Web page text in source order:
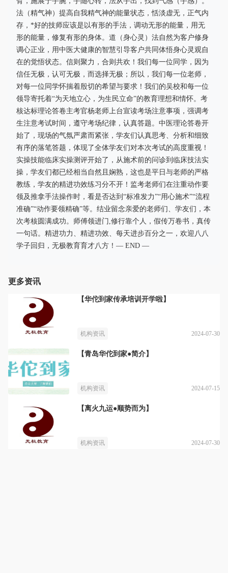
法（精气神）提高自我精气神的能量状态，恬淡虚无，正气内
存，*好的技师应该是以有形的手法，调动无形的能量，用无
形的能量，修复有形的身体。道（身心灵）法自然为客户修身
调心正业，用中医大健康的智慧引导客户共同体悟身心灵观自
在的觉悟状态。信则聚力，合则共欢！我们每一位同学，因为
信任无极，认可无极，而选择无极；所以，我们每一位老师，
对每一位同学怀揣着殷切的希望与要求！我们的吴校和每一位
领导寄托着“为天地立心，为生民立命”的教育理想和情怀。考
核达标理论答卷主考官杨老师上台宣读考场注意事项，强调考
生注意考试时间，遵守考场纪律，认真答题。中医理论答卷开
始了，现场的气氛严肃而紧张，学友们认真思考、分析和细致
有序的落笔答题，体现了全体学友们对本次考试的高度重视！
实操技能临床实操测评开始了，从施术前的问诊到临床技法实
操，学友们都已经相当自然且娴熟，这也是平日与老师的严格
教练，学友的精进功效练习分不开！监考老师们在注重动作要
领及推拿手法操作时，看是否达到“标准发力”“用心施术”“流程
准确”“动作要领精确”等。结业留念亲爱的老师们、学友们，本
次考核圆满成功。师傅领进门,修行靠个人，假传万卷书，真传
一句话。精进功力、精进功效、每天进步百分之一，欢迎八八
学子回归，无极教育育才八方！— END —
更多资讯
【华佗到家传承培训开学啦】
机构资讯 2024-07-30
【青岛华佗到家●简介】
机构资讯 2024-07-15
【离火九运●顺势而为】
机构资讯 2024-07-30